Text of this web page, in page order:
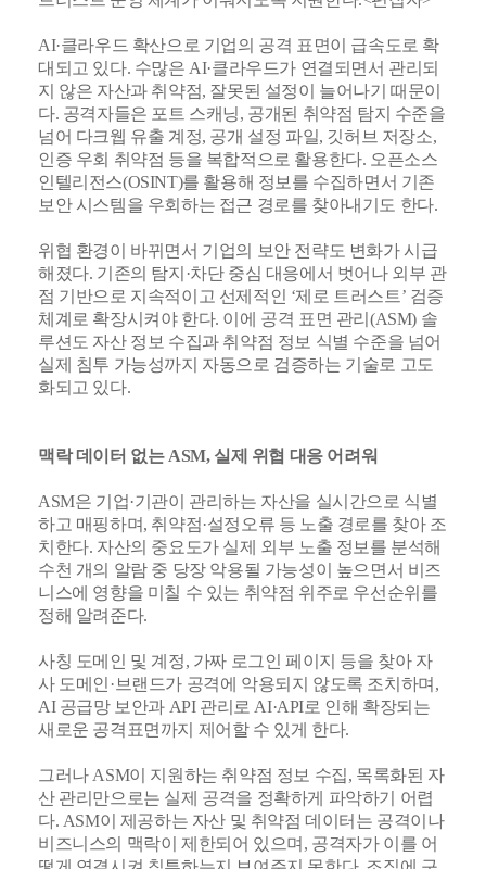
AI·클라우드 확산으로 기업의 공격 표면이 급속도로 확
대되고 있다. 수많은 AI·클라우드가 연결되면서 관리되
지 않은 자산과 취약점, 잘못된 설정이 늘어나기 때문이
다. 공격자들은 포트 스캐닝, 공개된 취약점 탐지 수준을
넘어 다크웹 유출 계정, 공개 설정 파일, 깃허브 저장소,
인증 우회 취약점 등을 복합적으로 활용한다. 오픈소스
인텔리전스(OSINT)를 활용해 정보를 수집하면서 기존
보안 시스템을 우회하는 접근 경로를 찾아내기도 한다.
위협 환경이 바뀌면서 기업의 보안 전략도 변화가 시급
해졌다. 기존의 탐지·차단 중심 대응에서 벗어나 외부 관
점 기반으로 지속적이고 선제적인 ‘제로 트러스트’ 검증
체계로 확장시켜야 한다. 이에 공격 표면 관리(ASM) 솔
루션도 자산 정보 수집과 취약점 정보 식별 수준을 넘어
실제 침투 가능성까지 자동으로 검증하는 기술로 고도
화되고 있다.
맥락 데이터 없는 ASM, 실제 위협 대응 어려워
ASM은 기업·기관이 관리하는 자산을 실시간으로 식별
하고 매핑하며, 취약점·설정오류 등 노출 경로를 찾아 조
치한다. 자산의 중요도가 실제 외부 노출 정보를 분석해
수천 개의 알람 중 당장 악용될 가능성이 높으면서 비즈
니스에 영향을 미칠 수 있는 취약점 위주로 우선순위를
정해 알려준다.
사칭 도메인 및 계정, 가짜 로그인 페이지 등을 찾아 자
사 도메인·브랜드가 공격에 악용되지 않도록 조치하며,
AI 공급망 보안과 API 관리로 AI·API로 인해 확장되는
새로운 공격표면까지 제어할 수 있게 한다.
그러나 ASM이 지원하는 취약점 정보 수집, 목록화된 자
산 관리만으로는 실제 공격을 정확하게 파악하기 어렵
다. ASM이 제공하는 자산 및 취약점 데이터는 공격이나
비즈니스의 맥락이 제한되어 있으며, 공격자가 이를 어